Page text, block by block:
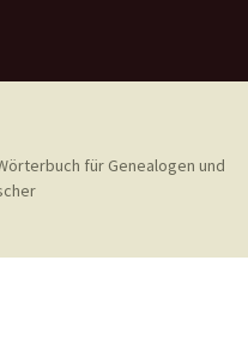
für Genealogen und